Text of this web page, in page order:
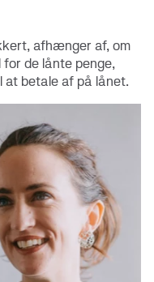
afhænger af, om
de lånte penge,
at betale af på lånet.